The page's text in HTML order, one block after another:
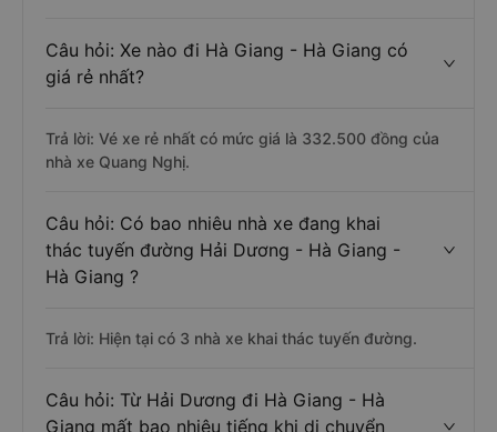
Câu hỏi: Xe nào đi Hà Giang - Hà Giang có
giá rẻ nhất?
Trả lời: Vé xe rẻ nhất có mức giá là 332.500 đồng của
nhà xe Quang Nghị.
Câu hỏi: Có bao nhiêu nhà xe đang khai
thác tuyến đường Hải Dương - Hà Giang -
Hà Giang ?
Trả lời: Hiện tại có 3 nhà xe khai thác tuyến đường.
Câu hỏi: Từ Hải Dương đi Hà Giang - Hà
Giang mất bao nhiêu tiếng khi di chuyển